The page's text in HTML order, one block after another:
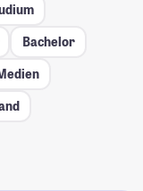
Bachelor